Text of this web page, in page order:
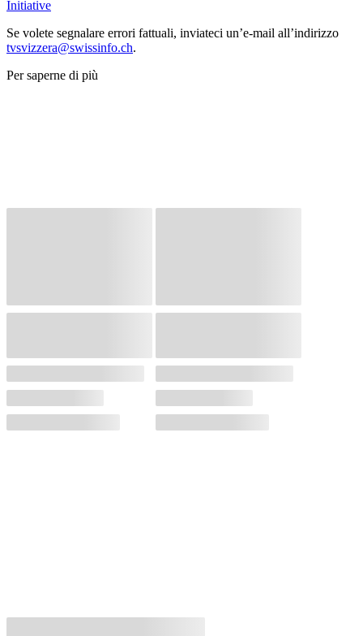
Initiative
Se volete segnalare errori fattuali, inviateci un’e-mail all’indirizzo
tvsvizzera@swissinfo.ch.
Per saperne di più